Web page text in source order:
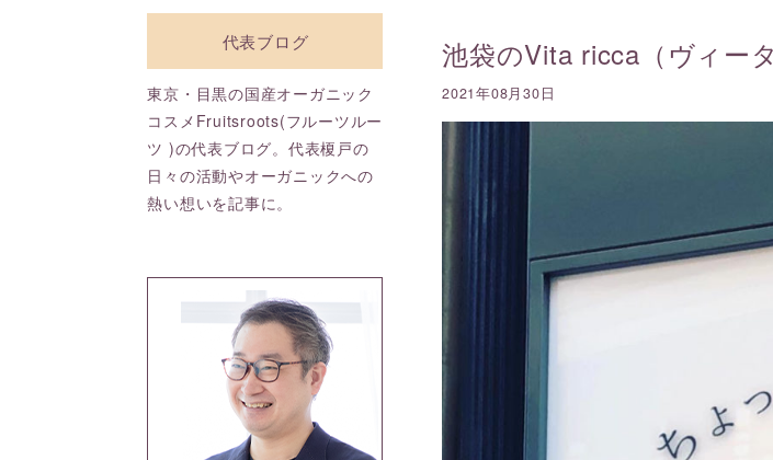
池袋のVita ricca（ヴィー
2021年08月30日
代表ブログ
東京・目黒の国産オーガニック
コスメFruitsroots(フルーツルー
ツ )の代表ブログ。代表榎戸の
日々の活動やオーガニックへの
熱い想いを記事に。